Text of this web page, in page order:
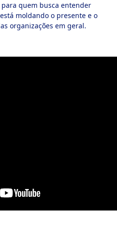
quem busca entender
moldando o presente e o
organizações em geral.